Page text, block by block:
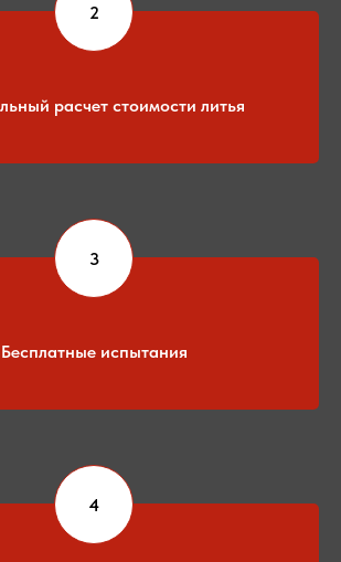
расчет стоимости литья
Бесплатные испытания